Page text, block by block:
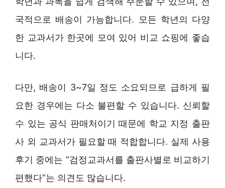
국적으로 배송이 가능합니다. 모든 학년의 다양
한 교과서가 한곳에 모여 있어 비교 쇼핑에 좋습
니다.
다만, 배송이 3~7일 정도 소요되므로 급하게 필
요한 경우에는 다소 불편할 수 있습니다. 신뢰할
수 있는 공식 판매처이기 때문에 학교 지정 출판
사 외 교과서가 필요할 때 적합합니다. 실제 사용
후기 중에는 “검정교과서를 출판사별로 비교하기
편했다”는 의견도 많습니다.